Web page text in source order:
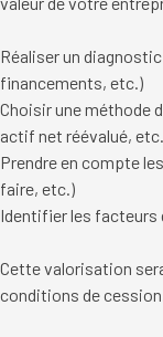
Réaliser un
financements, etc.)
Choisir une méthode
actif net réévalué,
Prendre en compte
faire, etc.)
Identifier les facteurs
Cette valorisation
conditions de